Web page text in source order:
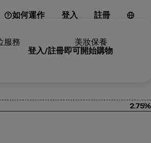
如何運作 登入 註冊
服務 美妝保養
登入/註冊即可開始購物
2.75%